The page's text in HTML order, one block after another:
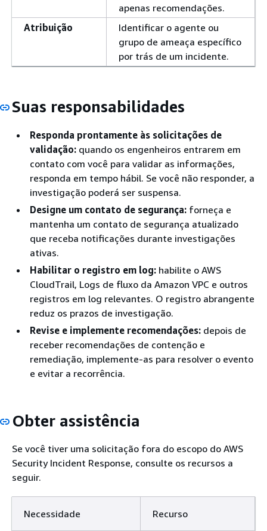
apenas recomendações.
Atribuição
Identificar o agente ou
grupo de ameaça específico
por trás de um incidente.
Suas responsabilidades
Responda prontamente às solicitações de
validação: quando os engenheiros entrarem em
contato com você para validar as informações,
responda em tempo hábil. Se você não responder, a
investigação poderá ser suspensa.
Designe um contato de segurança: forneça e
mantenha um contato de segurança atualizado
que receba notificações durante investigações
ativas.
Habilitar o registro em log: habilite o AWS
CloudTrail, Logs de fluxo da Amazon VPC e outros
registros em log relevantes. O registro abrangente
reduz os prazos de investigação.
Revise e implemente recomendações: depois de
receber recomendações de contenção e
remediação, implemente-as para resolver o evento
e evitar a recorrência.
Obter assistência
Se você tiver uma solicitação fora do escopo do AWS
Security Incident Response, consulte os recursos a
seguir.
Necessidade Recurso